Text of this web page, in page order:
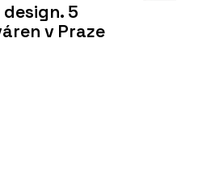
5
v Praze